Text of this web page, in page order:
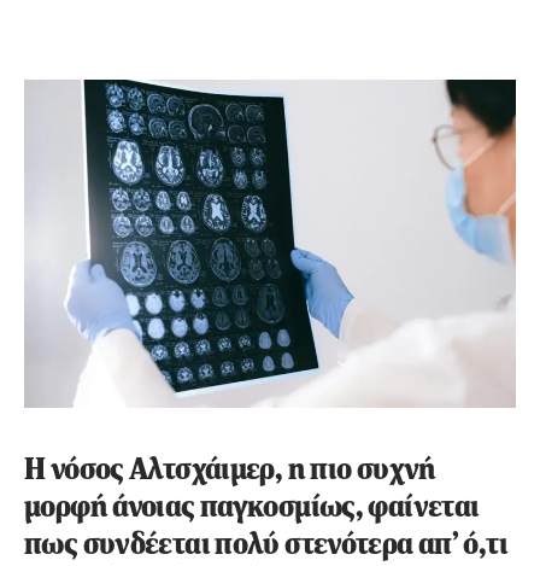
Η νόσος Αλτσχάιμερ, η πιο συχνή
μορφή άνοιας παγκοσμίως, φαίνεται
πως συνδέεται πολύ στενότερα απ’ ό,τι